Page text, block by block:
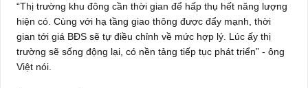
“Thị trường khu đông cần thời gian để hấp thụ hết năng lượng
hiện có. Cùng với hạ tầng giao thông được đẩy mạnh, thời
gian tới giá BĐS sẽ tự điều chỉnh về mức hợp lý. Lúc ấy thị
trường sẽ sống động lại, có nền tảng tiếp tục phát triển” - ông
Việt nói.